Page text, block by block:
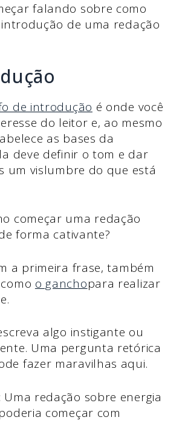
falando sobre como
de uma redação
de introdução é onde você
do leitor e, ao mesmo
as bases da
deve definir o tom e dar
um vislumbre do que está
começar uma redação
forma cativante?
a primeira frase, também
o ganchopara realizar
algo instigante ou
Uma pergunta retórica
fazer maravilhas aqui.
Uma redação sobre energia
começar com